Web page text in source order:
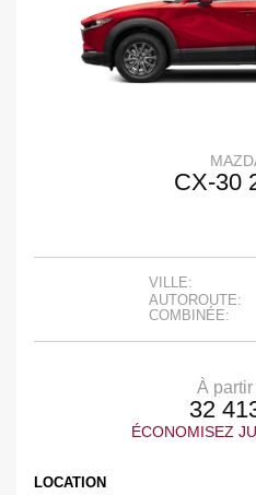
CX-30
VILLE:
AUTOROUTE:
COMBINÉE:
À partir
32
ÉCONOMISEZ
LOCATION